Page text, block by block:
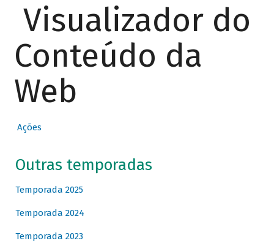
Visualizador do
Conteúdo da
Web
Ações
Outras temporadas
Temporada 2025
Temporada 2024
Temporada 2023